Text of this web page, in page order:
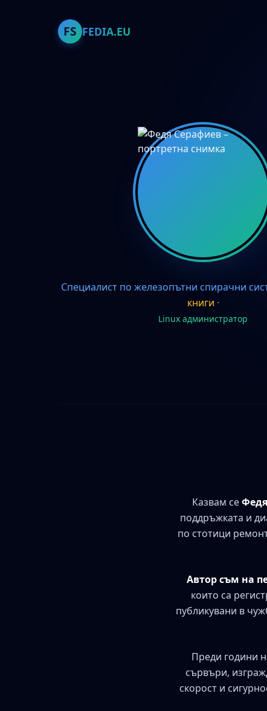
FS FEDIA.EU
Специалист по железопътни спирачни
книги ·
Linux администратор
Казвам се
поддръжката и
по стотици
Автор съм на
които са
публикувани в
Преди години
сървъри,
скорост и